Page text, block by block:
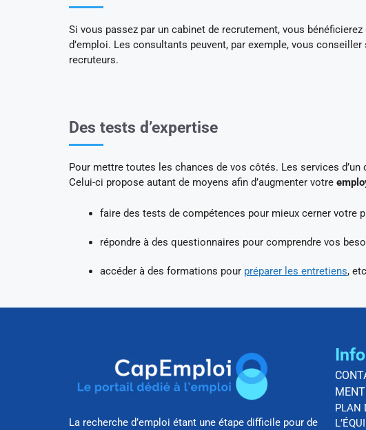
Si vous passez par un cabinet de recrutement, vous bénéficierez
d’emploi. Les consultants peuvent, par exemple, vous
recruteurs.
Des tests d’expertise
Pour mettre toutes les chances de vos côtés. Les services
Celui-ci propose autant de moyens afin d’augmenter votre
faire des tests de compétences pour mieux cerner votre
répondre à des questionnaires pour comprendre vos
accéder à des formations pour préparer les entretiens,
La recherche d’emploi étant une étape difficile pour de
PLAN